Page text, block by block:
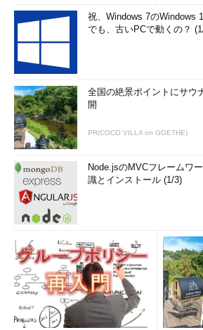
祝、Windows 7のWindows
でも、古いPCで動くの？
全国の絶景ポイントにサウ
開
PR(COCO VILLA on GOETHE)
Node.jsのMVCフレームワ
識とインストール (1/3)